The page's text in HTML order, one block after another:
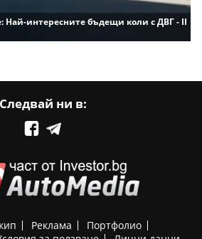
Най-интересните бъдещи коли с ДВГ - II
Следвай ни в:
Реклама
Портфолио